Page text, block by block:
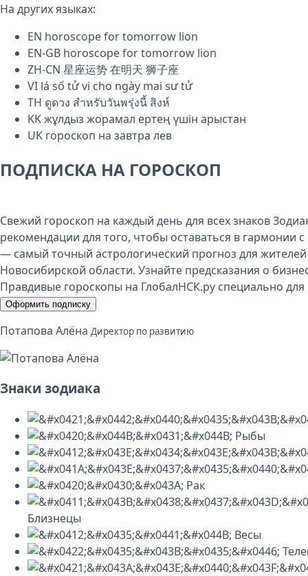
На других языках:
EN horoscope for tomorrow lion
EN-GB horoscope for tomorrow lion
ZH-CN 星座运势 在明天 狮子座
VI lá số tử vi cho ngày mai sư tử
TH ดูดวง สำหรับวันพรุ่งนี้ สิงห์
KKжұлдыз жорамал ертең үшін арыстан
UK гороскоп на завтра лев
ПОДПИСКА НА ГОРОСКОП
Свежий гороскоп на каждый день для всех знаков
рекомендации для того, чтобы оставаться в гармонии
— самый точный астрологический прогноз для
Новосибирской области. Узнайте предсказания о
Правдивые гороскопы на ГлобалНСК.ру специально для
Оформить подписку
Потапова Алёна Директор по развитию
Знаки зодиака
Рыбы
Рак
Близнецы
Весы